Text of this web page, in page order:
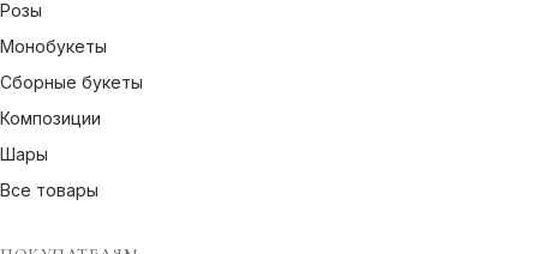
Розы
Монобукеты
Сборные букеты
Композиции
Шары
Все товары